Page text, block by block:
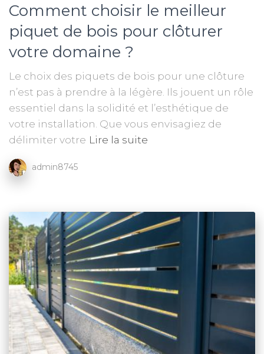
Comment choisir le meilleur
piquet de bois pour clôturer
votre domaine ?
Le choix des piquets de bois pour une clôture
n’est pas à prendre à la légère. Ils jouent un rôle
essentiel dans la solidité et l’esthétique de
votre installation. Que vous envisagiez de
délimiter votre Lire la suite
admin8745